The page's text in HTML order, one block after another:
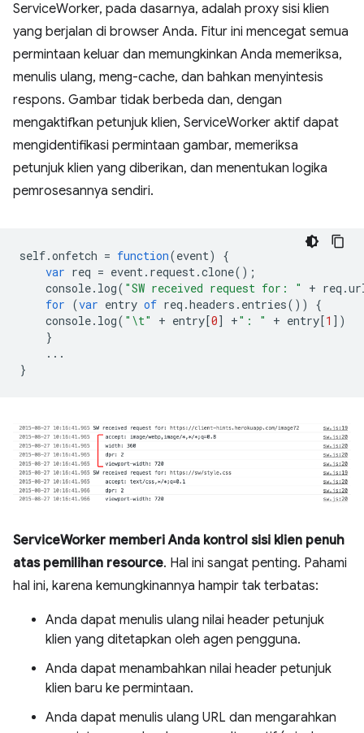
ServiceWorker, pada dasarnya, adalah proxy sisi klien
yang berjalan di browser Anda. Fitur ini mencegat semua
permintaan keluar dan memungkinkan Anda memeriksa,
menulis ulang, meng-cache, dan bahkan menyintesis
respons. Gambar tidak berbeda dan, dengan
mengaktifkan petunjuk klien, ServiceWorker aktif dapat
mengidentifikasi permintaan gambar, memeriksa
petunjuk klien yang diberikan, dan menentukan logika
pemrosesannya sendiri.
self.onfetch = function(event)
{
var req = event. request.clone();
console. log( "SW received request for: " + req .
for (var entry of req .headers . entries())
{
console. log( "\t" + entry [0] +": " + entry [1 ])
}
...
}
ServiceWorker memberi Anda kontrol sisi klien penuh
atas pemilihan resource. Hal ini sangat penting. Pahami
hal ini, karena kemungkinannya hampir tak terbatas:
Anda dapat menulis ulang nilai header petunjuk
klien yang ditetapkan oleh agen pengguna.
Anda dapat menambahkan nilai header petunjuk
klien baru ke permintaan.
Anda dapat menulis ulang URL dan mengarahkan